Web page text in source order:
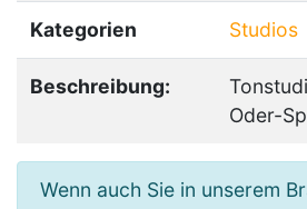
Kategorien Studios
Beschreibung:
Oder-
Wenn auch Sie in unserem